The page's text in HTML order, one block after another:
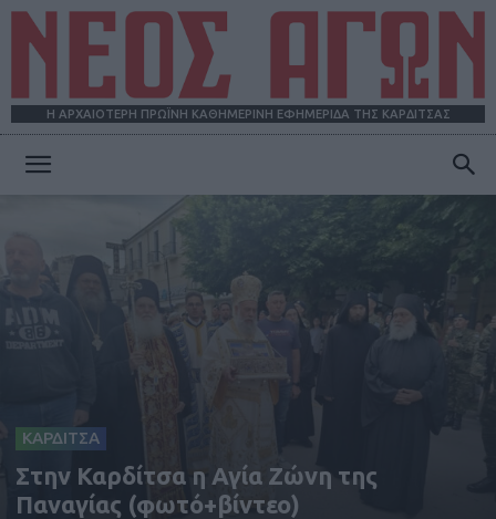
Η ΑΡΧΑΙΟΤΕΡΗ ΠΡΩΪΝΗ ΚΑΘΗΜΕΡΙΝΗ ΕΦΗΜΕΡΙΔΑ ΤΗΣ ΚΑΡΔΙΤΣΑΣ
ΚΑΡΔΙΤΣΑ
Στην Καρδίτσα η Αγία Ζώνη της
Παναγίας (φωτό+βίντεο)